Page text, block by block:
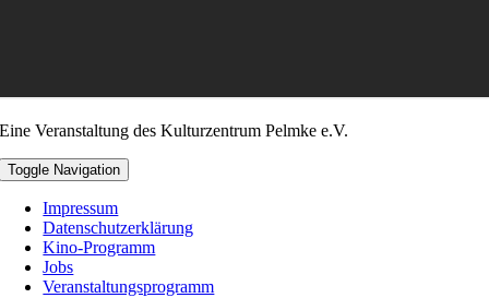
Eine Veranstaltung des Kulturzentrum Pelmke e.V.
Toggle Navigation
Impressum
Datenschutzerklärung
Kino-Programm
Jobs
Veranstaltungsprogramm